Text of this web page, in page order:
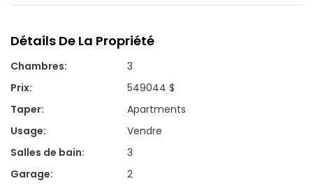
Détails De La Propriété
Chambres:
3
Prix:
549044 $
Taper:
Apartments
Usage:
Vendre
Salles de bain:
3
Garage: 2